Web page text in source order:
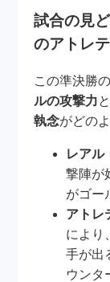
試合の見
のアトレ
この準決勝
ルの攻撃力
執念がどの
レアル
撃陣が
がゴー
アトレ
により
手が出
ウンタ